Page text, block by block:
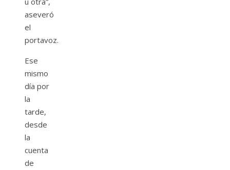
aseveró
el
portavoz.
Ese
mismo
día por
la
tarde,
desde
la
cuenta
de